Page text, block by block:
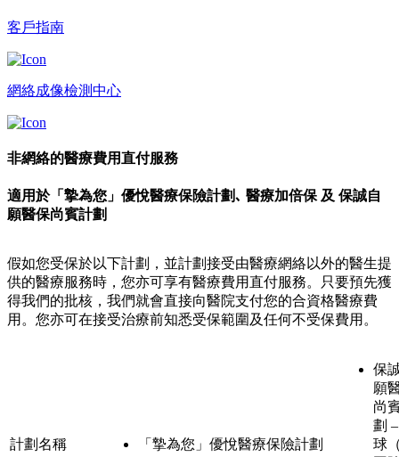
客戶指南
網絡成像檢測中心
非網絡的醫療費用直付服務
適用於「摯為您」優悅醫療保險計劃､ 醫療加倍保 及 保誠自
願醫保尚賓計劃
假如您受保於以下計劃，並計劃接受由醫療網絡以外的醫生提
供的醫療服務時，您亦可享有醫療費用直付服務。只要預先獲
得我們的批核，我們就會直接向醫院支付您的合資格醫療費
用。您亦可在接受治療前知悉受保範圍及任何不受保費用。
計劃名稱 「摯為您」優悅醫療保險計劃
保
願
尚
劃
球